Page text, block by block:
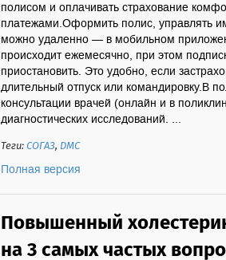
полисом и оплачивать страхование
платежами.Оформить полис, управлять
можно удаленно — в мобильном
происходит ежемесячно, при этом
приостановить. Это удобно, если
длительный отпуск или командировку.В
консультации врачей (онлайн и в
диагностических исследований. ...
Теги:СОГАЗ, ДМС
Полная версия
Повышенный
на 3 самых частых